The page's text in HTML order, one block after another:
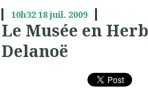
10h3218juil. 2009
Le Musée en
Delanoë